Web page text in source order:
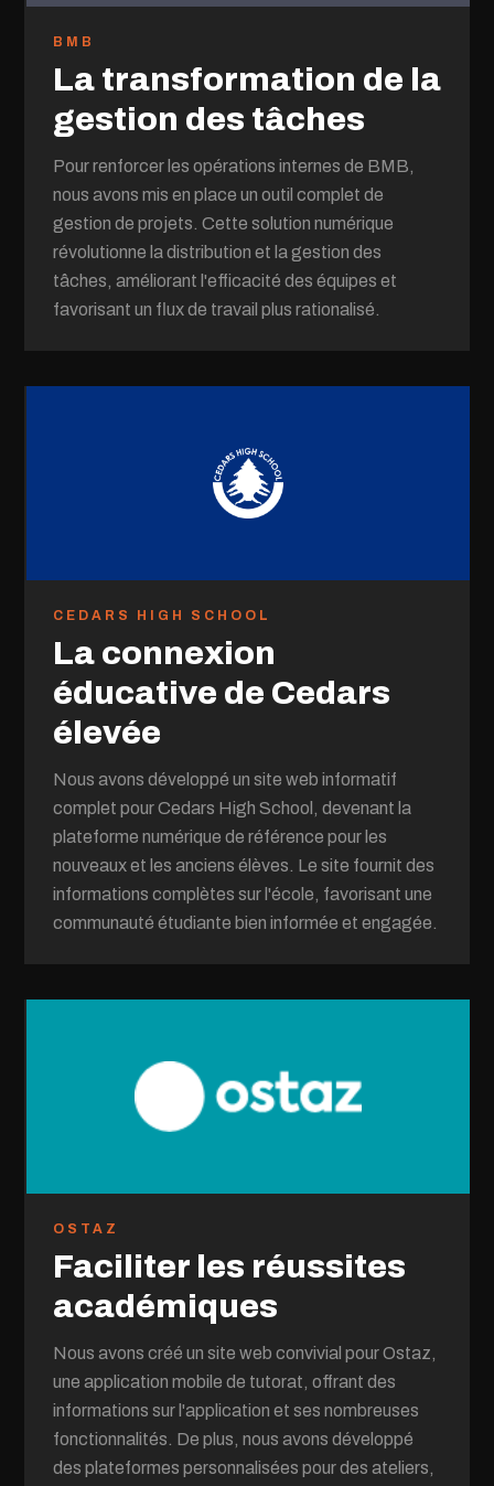
BMB
La transformation de la
gestion des tâches
Pour renforcer les opérations internes de BMB,
nous avons mis en place un outil complet de
gestion de projets. Cette solution numérique
révolutionne la distribution et la gestion des
tâches, améliorant l'efficacité des équipes et
favorisant un flux de travail plus rationalisé.
CEDARS HIGH SCHOOL
La connexion
éducative de Cedars
élevée
Nous avons développé un site web informatif
complet pour Cedars High School, devenant la
plateforme numérique de référence pour les
nouveaux et les anciens élèves. Le site fournit des
informations complètes sur l'école, favorisant une
communauté étudiante bien informée et engagée.
OSTAZ
Faciliter les réussites
académiques
Nous avons créé un site web convivial pour Ostaz,
une application mobile de tutorat, offrant des
informations sur l'application et ses nombreuses
fonctionnalités. De plus, nous avons développé
des plateformes personnalisées pour des ateliers,